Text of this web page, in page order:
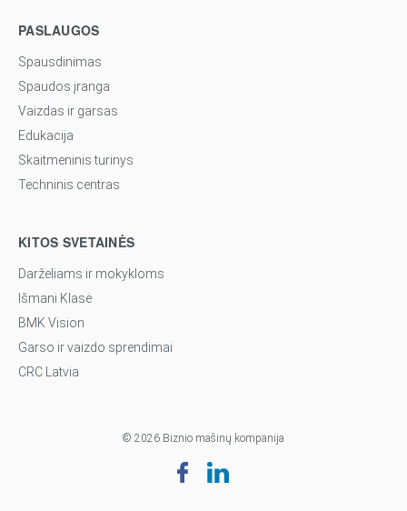
PASLAUGOS
Spausdinimas
Spaudos įranga
Vaizdas ir garsas
Edukacija
Skaitmeninis turinys
Techninis centras
KITOS SVETAINĖS
Darželiams ir mokykloms
Išmani Klasė
BMK Vision
Garso ir vaizdo sprendimai
CRC Latvia
© 2026 Biznio mašinų kompanija